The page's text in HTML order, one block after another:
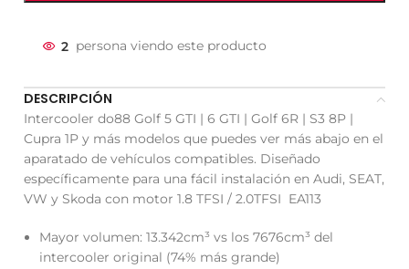
2 persona viendo este producto
DESCRIPCIÓN
Intercooler do88 Golf 5 GTI | 6 GTI | Golf 6R | S3 8P |
Cupra 1P y más modelos que puedes ver más abajo en el
aparatado de vehículos compatibles. Diseñado
específicamente para una fácil instalación en Audi, SEAT,
VW y Skoda con motor 1.8 TFSI / 2.0TFSI EA113
Mayor volumen: 13.342cm³ vs los 7676cm³ del
intercooler original (74% más grande)